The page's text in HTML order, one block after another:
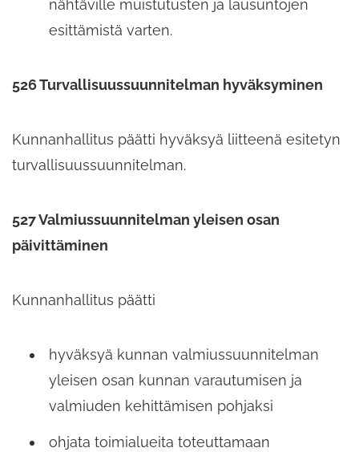
nähtäville muistutusten ja lausuntojen
esittämistä varten.
526 Turvallisuussuunnitelman hyväksyminen
Kunnanhallitus päätti hyväksyä liitteenä esitetyn
turvallisuussuunnitelman.
527 Valmiussuunnitelman yleisen osan
päivittäminen
Kunnanhallitus päätti
hyväksyä kunnan valmiussuunnitelman
yleisen osan kunnan varautumisen ja
valmiuden kehittämisen pohjaksi
ohjata toimialueita toteuttamaan